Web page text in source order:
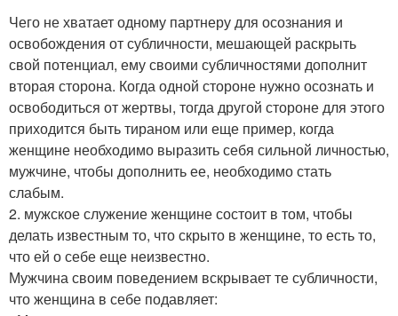
Чего не хватает одному партнеру для осознания и
освобождения от субличности, мешающей раскрыть
свой потенциал, ему своими субличностями дополнит
вторая сторона. Когда одной стороне нужно осознать и
освободиться от жертвы, тогда другой стороне для этого
приходится быть тираном или еще пример, когда
женщине необходимо выразить себя сильной личностью,
мужчине, чтобы дополнить ее, необходимо стать
слабым.
2. мужское служение женщине состоит в том, чтобы
делать известным то, что скрыто в женщине, то есть то,
что ей о себе еще неизвестно.
Мужчина своим поведением вскрывает те субличности,
что женщина в себе подавляет: